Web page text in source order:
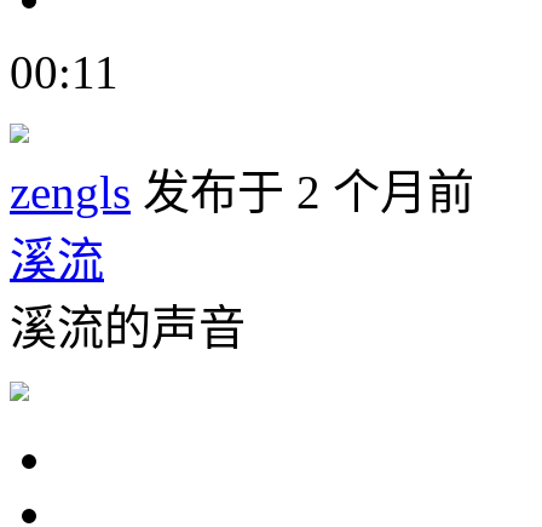
00:11
zengls 发布于 2 个月前
溪流
溪流的声音